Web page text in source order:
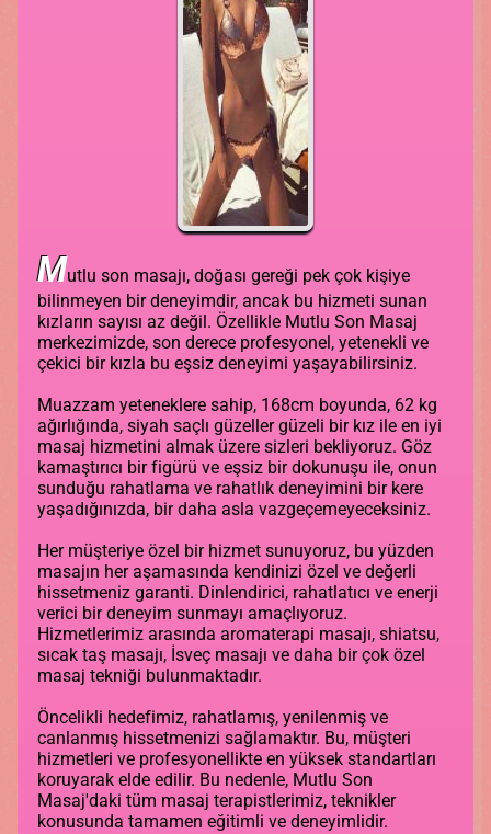
Mutlu son masajı, doğası gereği pek çok kişiye
bilinmeyen bir deneyimdir, ancak bu hizmeti sunan
kızların sayısı az değil. Özellikle Mutlu Son Masaj
merkezimizde, son derece profesyonel, yetenekli ve
çekici bir kızla bu eşsiz deneyimi yaşayabilirsiniz.
Muazzam yeteneklere sahip, 168cm boyunda, 62 kg
ağırlığında, siyah saçlı güzeller güzeli bir kız ile en iyi
masaj hizmetini almak üzere sizleri bekliyoruz. Göz
kamaştırıcı bir figürü ve eşsiz bir dokunuşu ile, onun
sunduğu rahatlama ve rahatlık deneyimini bir kere
yaşadığınızda, bir daha asla vazgeçemeyeceksiniz.
Her müşteriye özel bir hizmet sunuyoruz, bu yüzden
masajın her aşamasında kendinizi özel ve değerli
hissetmeniz garanti. Dinlendirici, rahatlatıcı ve enerji
verici bir deneyim sunmayı amaçlıyoruz.
Hizmetlerimiz arasında aromaterapi masajı, shiatsu,
sıcak taş masajı, İsveç masajı ve daha bir çok özel
masaj tekniği bulunmaktadır.
Öncelikli hedefimiz, rahatlamış, yenilenmiş ve
canlanmış hissetmenizi sağlamaktır. Bu, müşteri
hizmetleri ve profesyonellikte en yüksek standartları
koruyarak elde edilir. Bu nedenle, Mutlu Son
Masaj'daki tüm masaj terapistlerimiz, teknikler
konusunda tamamen eğitimli ve deneyimlidir.